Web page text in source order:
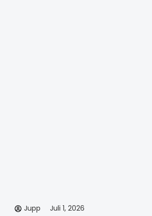
Jupp Juli 1, 2026